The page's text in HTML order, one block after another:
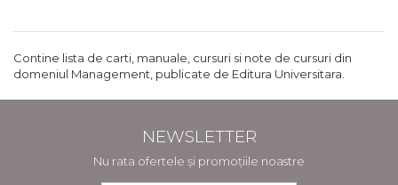
Contine lista de carti, manuale, cursuri si note de cursuri din
domeniul Management, publicate de Editura Universitara.
NEWSLETTER
Nu rata ofertele și promoțiile noastre